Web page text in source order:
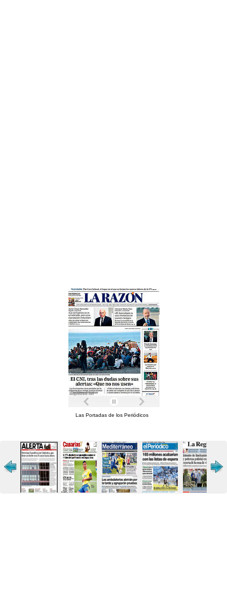
Las Portadas de los Periódicos